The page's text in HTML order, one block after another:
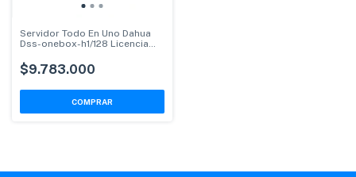
Servidor Todo En Uno Dahua
Dss-onebox-h1/128 Licencia
$9.783.000